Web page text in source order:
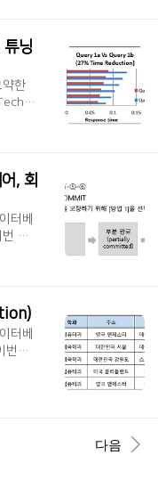
용하
을
로 나
을 위
기능
닝
약한
S
이지:
Query
Tip #
조회
, 회
터베
장
논리
애가
된
다룰
잭
터베
번에
De
: 튜
을
다음